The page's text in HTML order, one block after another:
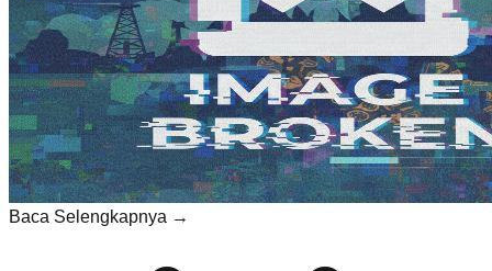
Baca Selengkapnya →